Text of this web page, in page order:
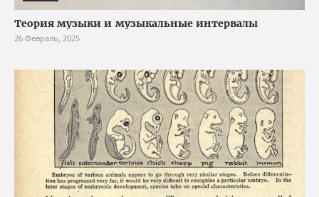
Теория музыки и музыкальные интервалы
26 Февраль, 2025